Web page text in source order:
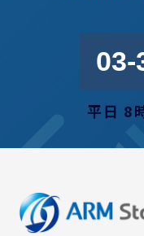
03-
平日 8